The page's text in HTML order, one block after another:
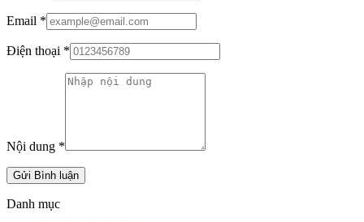
Email *
Điện thoại *
Nội dung *
Gửi Bình luận
Danh mục